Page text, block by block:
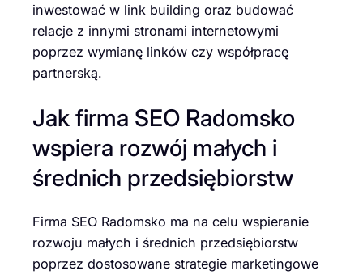
inwestować w link building oraz budować
relacje z innymi stronami internetowymi
poprzez wymianę linków czy współpracę
partnerską.
Jak firma SEO Radomsko
wspiera rozwój małych i
średnich przedsiębiorstw
Firma SEO Radomsko ma na celu wspieranie
rozwoju małych i średnich przedsiębiorstw
poprzez dostosowane strategie marketingowe